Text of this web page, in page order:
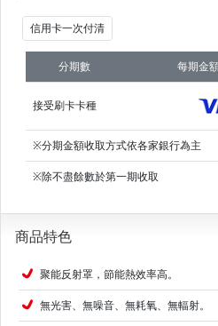
信用卡一次付清
分期數 每期金
接受刷卡卡種
※分期金額收取方式依各家銀行為主
※除不盡餘數於第一期收取
商品特色
聚能反射罩，節能熱效率高。
無光害、無噪音、無耗氧、無輻射。